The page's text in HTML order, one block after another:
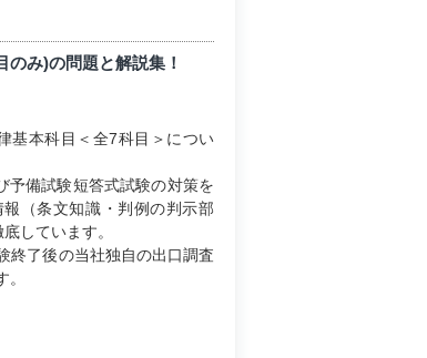
み)の問題と解説集！
基本科目＜全7科目＞につい
予備試験短答式試験の対策を
（条文知識・判例の判示部
しています。
終了後の当社独自の出口調査